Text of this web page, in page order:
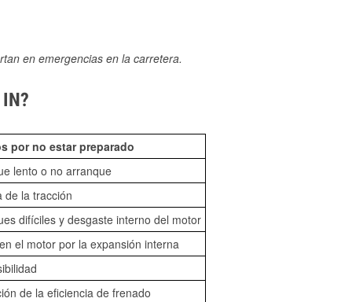
en emergencias en la carretera.
por no estar preparado
lento o no arranque
de la tracción
difíciles y desgaste interno del motor
el motor por la expansión interna
de la eficiencia de frenado